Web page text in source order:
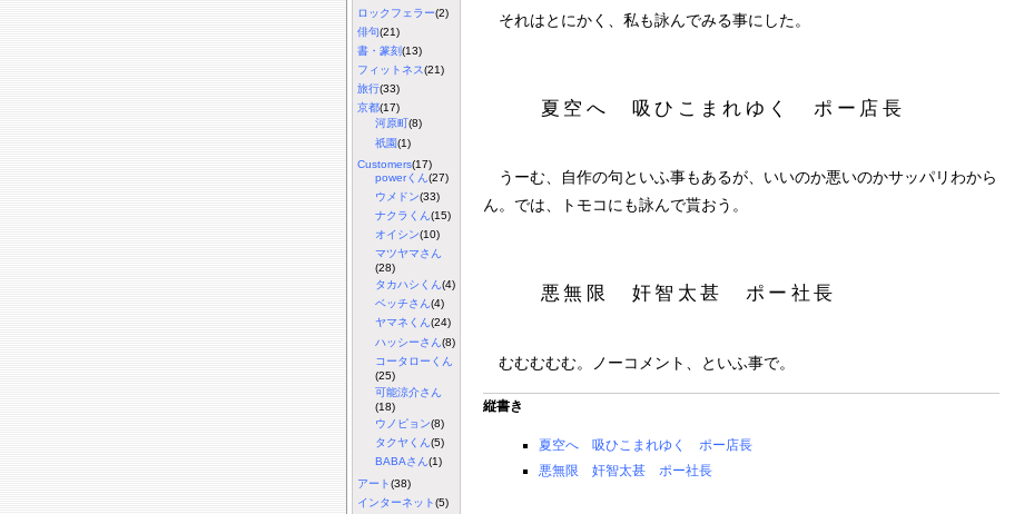
ロックフェラー(2)
俳句(21)
書・篆刻(13)
フィットネス(21)
旅行(33)
京都(17)
河原町 (8)
祇園(1)
Customers(17)
powerくん (27)
ウメドン(33)
ナクラくん (15)
オイシン(10)
マツヤマさん
(28)
タカハシくん(4)
ベッチさん(4)
ヤマネくん(24)
ハッシーさん (8)
コータローくん
(25)
可能涼介さん
(18)
ウノピョン(8)
タクヤくん (5)
BABAさん (1)
アート(38)
インターネット(5)
それはとにかく、私も詠んでみる事にした。
夏空へ 吸ひこまれゆく ポー店長
うーむ、自作の句といふ事もあるが、いいのか悪いのかサッパリわから
ん。では、トモコにも詠んで貰おう。
悪無限 奸智太甚 ポー社長
むむむむむ。ノーコメント、といふ事で。
縦書き
夏空へ 吸ひこまれゆく ポー店長
悪無限 奸智太甚 ポー社長